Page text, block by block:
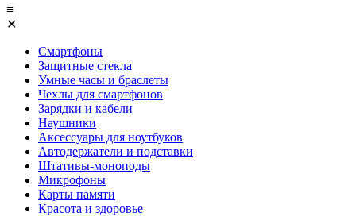
≡
✕
Смартфоны
Защитные стекла
Умные часы и браслеты
Чехлы для смартфонов
Зарядки и кабели
Наушники
Аксессуары для ноутбуков
Автодержатели и подставки
Штативы-моноподы
Микрофоны
Карты памяти
Красота и здоровье